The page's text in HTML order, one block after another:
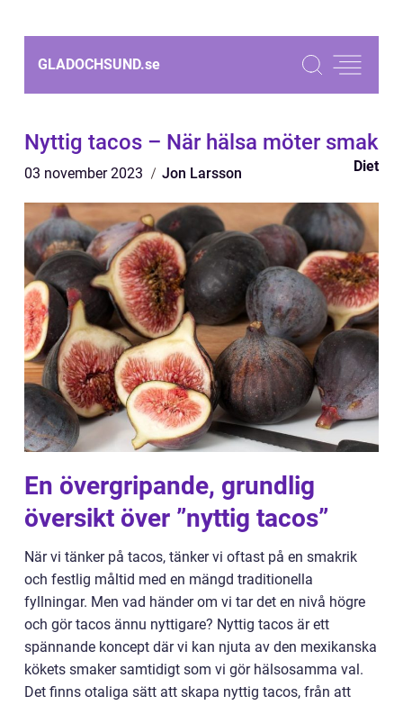
GLADOCHSUND.se
Nyttig tacos – När hälsa möter smak
03 november 2023 Jon Larsson Diet
En övergripande, grundlig
översikt över ”nyttig tacos”
När vi tänker på tacos, tänker vi oftast på en smakrik
och festlig måltid med en mängd traditionella
fyllningar. Men vad händer om vi tar det en nivå högre
och gör tacos ännu nyttigare? Nyttig tacos är ett
spännande koncept där vi kan njuta av den mexikanska
kökets smaker samtidigt som vi gör hälsosamma val.
Det finns otaliga sätt att skapa nyttig tacos, från att